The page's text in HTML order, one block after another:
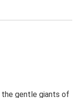
the gentle giants of